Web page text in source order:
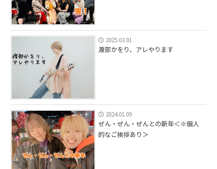
2025.03.01
渡部かをり、アレやります
2024.01.09
ぜん・ぜん・ぜんとの新年＜※個人
的なご挨拶あり＞